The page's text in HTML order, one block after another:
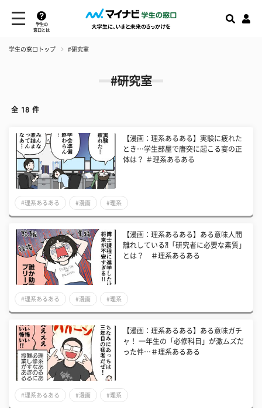
学生の
窓口とは
学生の窓口トップ #研究室
#研究室
全 18 件
【漫画：理系あるある】実験に疲れた
とき…学生部屋で唐突に起こる宴の正
体は？ ＃理系あるある
#理系あるある #漫画 #理系
【漫画：理系あるある】ある意味人間
離れしている⁈「研究者に必要な素質」
とは？ ＃理系あるある
#理系あるある #漫画 #理系
【漫画：理系あるある】ある意味ガチ
ャ！ 一年生の「必修科目」が激ムズだ
った件…＃理系あるある
#理系あるある #漫画 #理系